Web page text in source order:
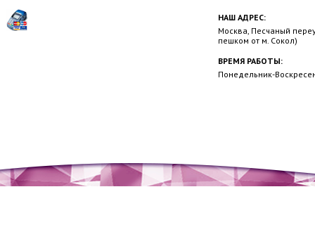
НАШ АДРЕС:
Москва, Песчаный
пешком от м. Сокол)
ВРЕМЯ РАБОТЫ:
Понедельник-